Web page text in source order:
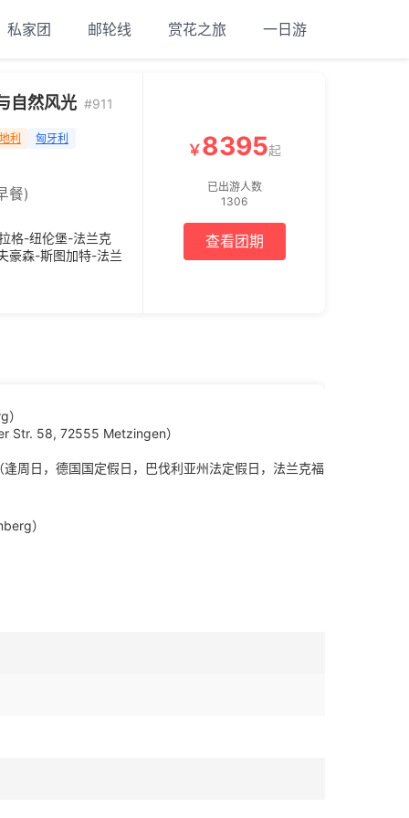
私家团 邮轮线 赏花之旅 一日游
自然风光 #911
利 匈牙利
餐)
格-纽伦堡-法兰克
豪森-斯图加特-法兰
￥8395起
已出游人数
1306
查看团期
Str. 58, 72555 Metzingen）
日，德国国定假日，巴伐利亚州法定假日，法兰克福
）